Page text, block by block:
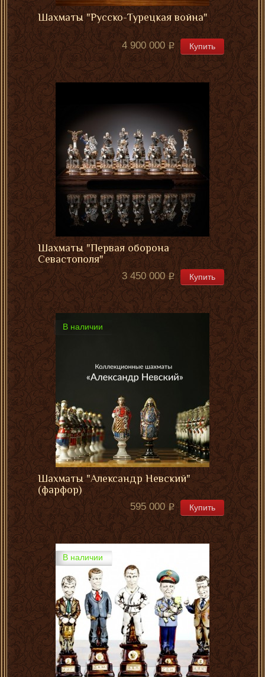
Шахматы "Русско-Турецкая война"
4 900 000 Купить
Шахматы "Первая оборона
Севастополя"
3 450 000 Купить
В наличии
Шахматы "Александр Невский"
(фарфор)
595 000 Купить
В наличии